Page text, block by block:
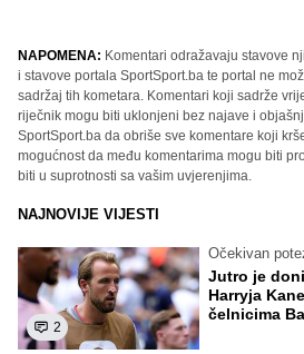
NAPOMENA: Komentari odražavaju stavove
i stavove portala SportSport.ba te portal ne
sadržaj tih kometara. Komentari koji sadrže
riječnik mogu biti uklonjeni bez najave i
SportSport.ba da obriše sve komentare koji
mogućnost da među komentarima mogu biti
biti u suprotnosti sa vašim uvjerenjima.
NAJNOVIJE VIJESTI
2
Očekivan
Jutro je
Harryja
čelnicima